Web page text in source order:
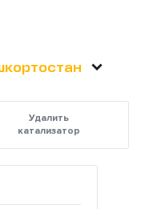
Удалить
катализатор